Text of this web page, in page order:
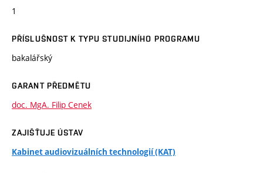
1
PŘÍSLUŠNOST K TYPU STUDIJNÍHO PROGRAMU
bakalářský
GARANT PŘEDMĚTU
doc. MgA. Filip Cenek
ZAJIŠŤUJE ÚSTAV
Kabinet audiovizuálních technologií (KAT)